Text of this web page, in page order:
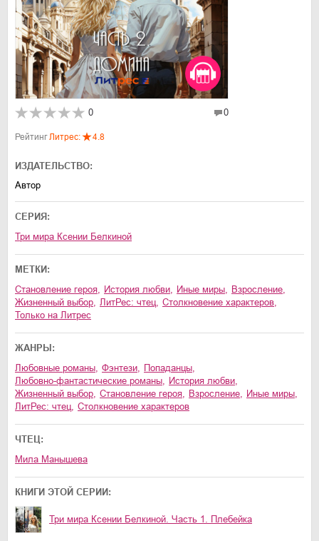
0 0
РейтингЛитрес: 4.8
ИЗДАТЕЛЬСТВО:
Автор
СЕРИЯ:
Три мира Ксении Белкиной
МЕТКИ:
становление героя
история любви иные миры взросление
жизненный выбор
ЛитРес: чтец столкновение характеров
только на Литрес
ЖАНРЫ:
любовные романы
фэнтези попаданцы
любовно-фантастические романы
история любви
жизненный выбор
становление героя взросление иные миры
ЛитРес: чтец
столкновение характеров
ЧТЕЦ:
Мила Манышева
КНИГИ ЭТОЙ СЕРИИ:
Три мира Ксении Белкиной. Часть 1. Плебейка